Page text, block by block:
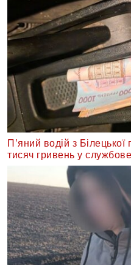
П’яний водій з
тисяч гривень у